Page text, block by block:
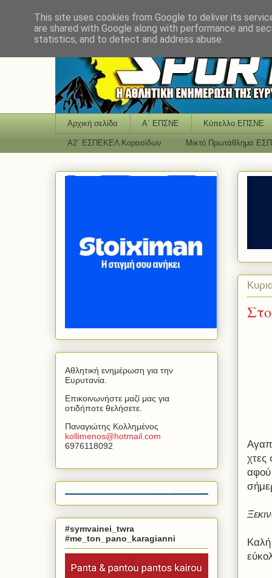
Αρχική σελίδα Α΄ ΕΠΣΝΕ Κύπελλο ΕΠΣΝΕ
Α2΄ ΕΣΠΕΚΕΛ Κορασίδων Μικτό Πρωτάθλημα
χτες
αφού
Αθλητική ενημέρωση για την
Ευρυτανία.
Επικοινωνήστε μαζί μας για
οτιδήποτε θελήσετε.
Παναγιώτης Κολλημένος
kollimenos@hotmail com
6976118092
#symvainei_twra
#me_ton_pano_karagianni
This site uses cookies from Google to deliver its
are shared with Google along with performance and
statistics, and to detect and address abuse.